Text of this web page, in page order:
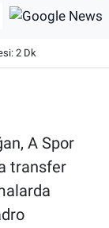
2 Dk
A Spor
transfer